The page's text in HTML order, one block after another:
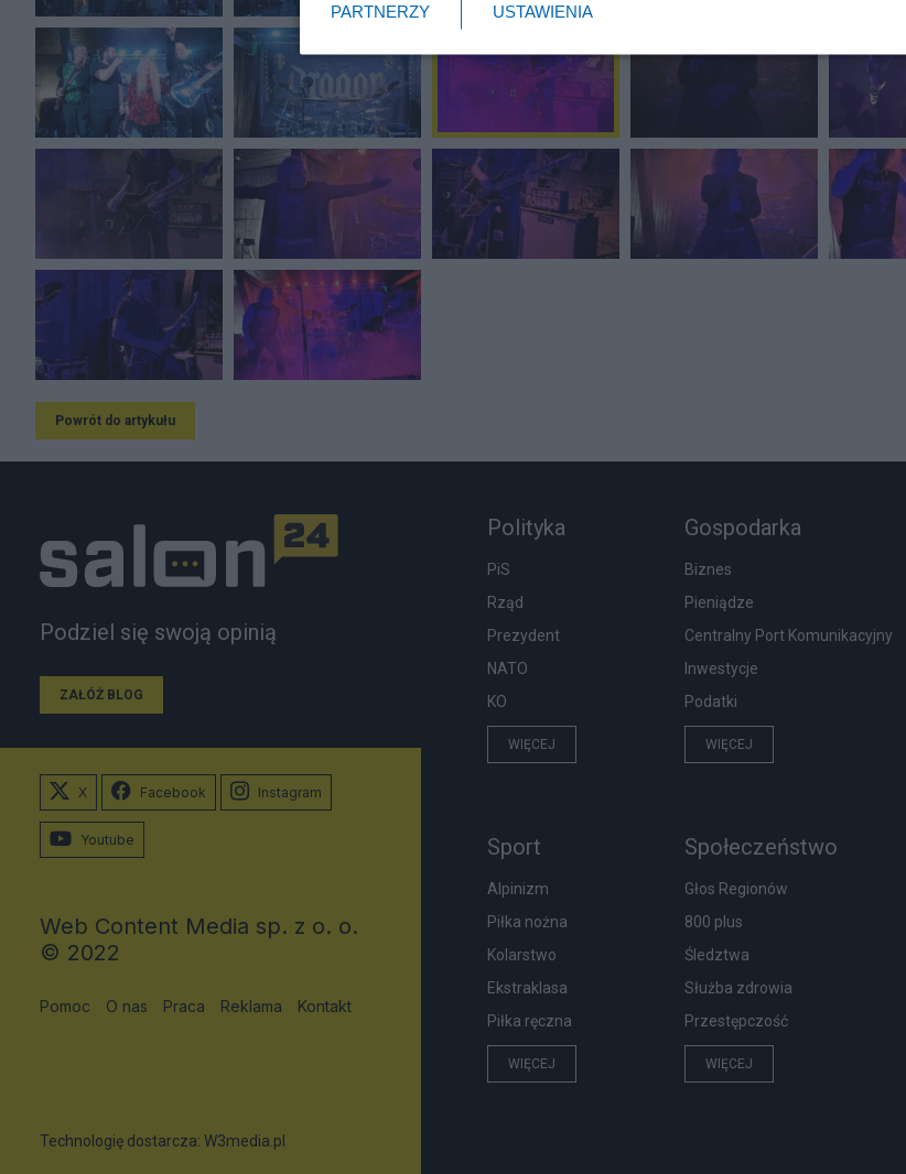
Powrót do artykułu
Podziel się swoją opinią
ZAŁÓŻ BLOG
Polityka
PiS
Rząd
Prezydent
NATO
KO
WIĘCEJ
Gospodarka
Biznes
Pieniądze
Centralny Port Komunikacyjny
Inwestycje
Podatki
WIĘCEJ
Sport
Alpinizm
Piłka nożna
Kolarstwo
Ekstraklasa
Piłka ręczna
WIĘCEJ
Społeczeństwo
Głos Regionów
800 plus
Śledztwa
Służba zdrowia
Przestępczość
WIĘCEJ
X Facebook Instagram
Youtube
Web Content Media sp. z o. o.
© 2022
Pomoc O nas Praca Reklama Kontakt
Technologię dostarcza: W3media.pl
PARTNERZY USTAWIENIA